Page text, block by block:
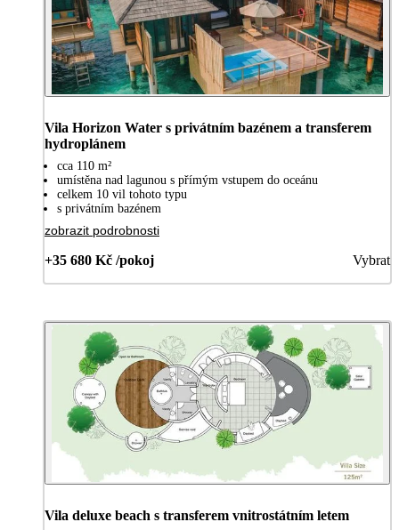
Vila Horizon Water s privátním bazénem a transferem
hydroplánem
cca 110 m²
umístěna nad lagunou s přímým vstupem do oceánu
celkem 10 vil tohoto typu
s privátním bazénem
zobrazit podrobnosti
+35 680 Kč /pokoj Vybrat
Vila deluxe beach s transferem vnitrostátním letem